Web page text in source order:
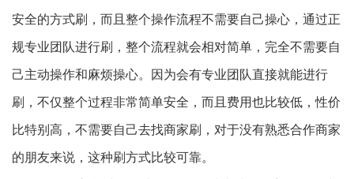
安全的方式刷，而且整个操作流程不需要自己操心，通过正
规专业团队进行刷，整个流程就会相对简单，完全不需要自
己主动操作和麻烦操心。因为会有专业团队直接就能进行
刷，不仅整个过程非常简单安全，而且费用也比较低，性价
比特别高，不需要自己去找商家刷，对于没有熟悉合作商家
的朋友来说，这种刷方式比较可靠。